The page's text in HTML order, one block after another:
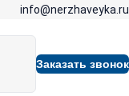
info@nerzhaveyka.ru
Заказать звонок